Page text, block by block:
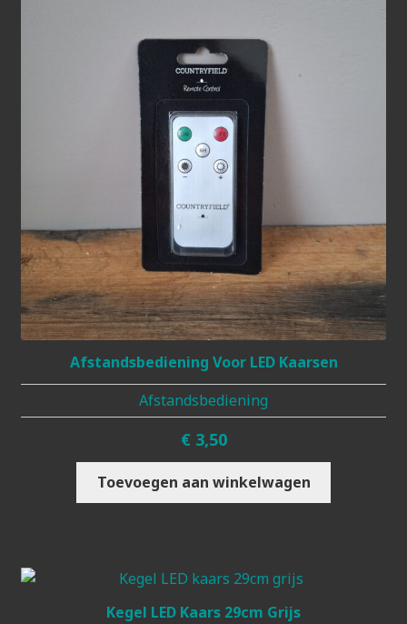
Afstandsbediening Voor LED Kaarsen
Afstandsbediening
€ 3,50
Toevoegen aan winkelwagen
Kegel LED Kaars 29cm Grijs